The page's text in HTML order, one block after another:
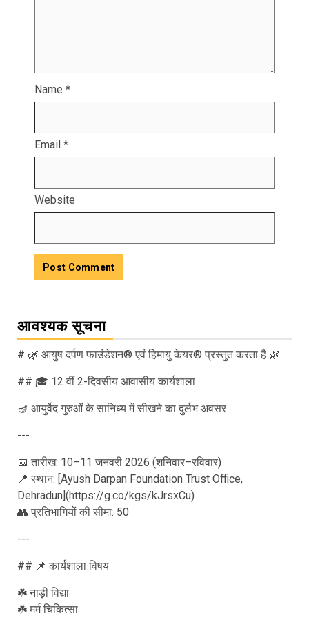
Name *
Email *
Website
आवश्यक सूचना
# 🌿 आयुष दर्पण फाउंडेशन® एवं हिमायु केयर® प्रस्तुत करता है 🌿
## 🎓 12 वीं 2-दिवसीय आवासीय कार्यशाला
🪔 आयुर्वेद गुरुओं के सानिध्य में सीखने का दुर्लभ अवसर
---
📅 तारीख: 10–11 जनवरी 2026 (शनिवार–रविवार)
📍 स्थान: [Ayush Darpan Foundation Trust Office,
Dehradun](https://g.co/kgs/kJrsxCu)
👥 प्रतिभागियों की सीमा: 50
---
## 📌 कार्यशाला विषय
☘️ नाड़ी विद्या
☘️ मर्म चिकित्सा